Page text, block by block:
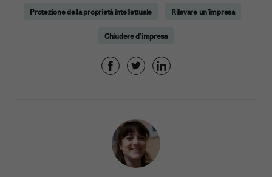
Protezione della proprietà intellettuale Rilevare un’impresa
Chiudere d’impresa